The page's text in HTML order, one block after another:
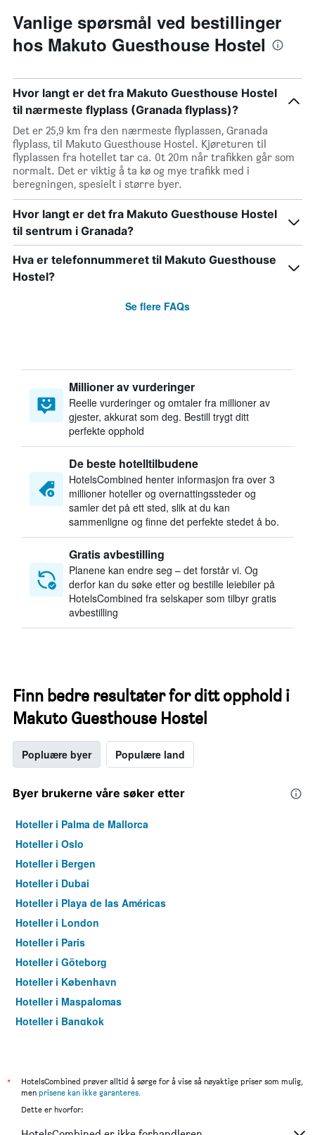
Vanlige spørsmål ved bestillinger
hos Makuto Guesthouse Hostel
Hvor langt er det fra Makuto Guesthouse Hostel
til nærmeste flyplass (Granada flyplass)?
Det er 25,9 km fra den nærmeste flyplassen, Granada
flyplass, til Makuto Guesthouse Hostel. Kjøreturen til
flyplassen fra hotellet tar ca. 0t 20m når trafikken går som
normalt. Det er viktig å ta kø og mye trafikk med i
beregningen, spesielt i større byer.
Hvor langt er det fra Makuto Guesthouse Hostel
til sentrum i Granada?
Hva er telefonnummeret til Makuto Guesthouse
Hostel?
Se flere FAQs
Millioner av vurderinger
Reelle vurderinger og omtaler fra millioner av
gjester, akkurat som deg. Bestill trygt ditt
perfekte opphold
De beste hotelltilbudene
HotelsCombined henter informasjon fra over 3
millioner hoteller og overnattingssteder og
samler det på ett sted, slik at du kan
sammenligne og finne det perfekte stedet å bo.
Gratis avbestilling
Planene kan endre seg – det forstår vi. Og
derfor kan du søke etter og bestille leiebiler på
HotelsCombined fra selskaper som tilbyr gratis
avbestilling
Finn bedre resultater for ditt opphold i
Makuto Guesthouse Hostel
Popluære byer Populære land
Byer brukerne våre søker etter
Hoteller i Palma de Mallorca
Hoteller i Oslo
Hoteller i Bergen
Hoteller i Dubai
Hoteller i Playa de las Américas
Hoteller i London
Hoteller i Paris
Hoteller i Göteborg
Hoteller i København
Hoteller i Maspalomas
Hoteller i Bangkok
*
HotelsCombined prøver alltid å sørge for å vise så nøyaktige priser som mulig,
men prisene kan ikke garanteres.
Dette er hvorfor: